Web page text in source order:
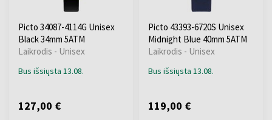
Picto 34087-4114G Unisex
Black 34mm 5ATM
Laikrodis - Unisex
Bus išsiųsta 13.08.
127,00 €
Picto 43393-6720S Unisex
Midnight Blue 40mm 5ATM
Laikrodis - Unisex
Bus išsiųsta 13.08.
119,00 €